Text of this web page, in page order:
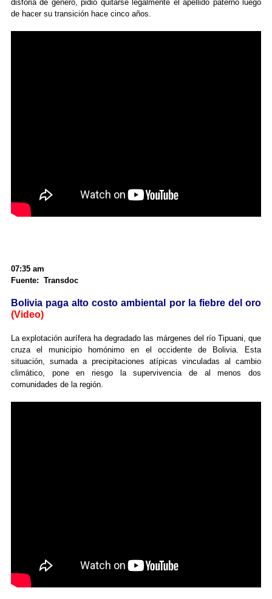
disforia de género, pidió quitarse legalmente el apellido paterno luego
de hacer su transición hace cinco años.
07:35 am
Fuente: Transdoc
Bolivia paga alto costo ambiental por la fiebre del oro
(Video)
La explotación aurífera ha degradado las márgenes del río Tipuani, que
cruza el municipio homónimo en el occidente de Bolivia. Esta
situación, sumada a precipitaciones atípicas vinculadas al cambio
climático, pone en riesgo la supervivencia de al menos dos
comunidades de la región.